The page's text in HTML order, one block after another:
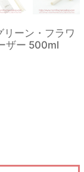
リーン・フラワ
ザー 500ml